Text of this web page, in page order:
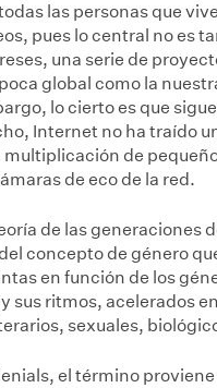
las personas que
pues lo central no es
una serie de
global como la
lo cierto es que
Internet no ha traído
multiplicación de
de eco de la red.
de las generaciones
concepto de género
en función de los
sus ritmos, acelerados
sexuales,
el término